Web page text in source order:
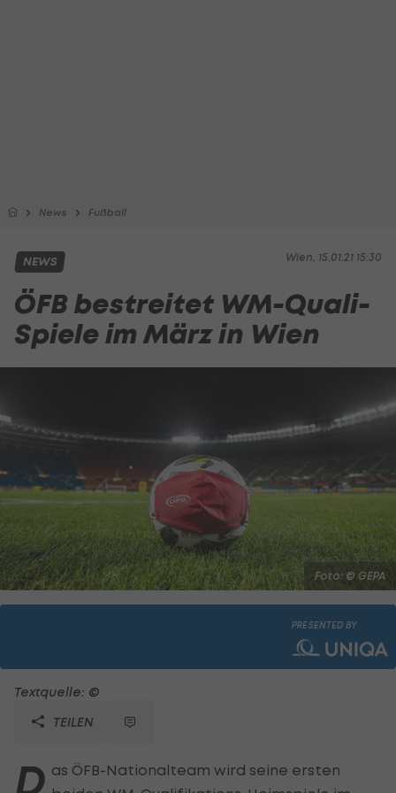
News Fußball
Wien, 15.01.21 15:30
NEWS
ÖFB bestreitet WM-Quali-
Spiele im März in Wien
Foto: © GEPA
PRESENTED BY
Textquelle: ©
TEILEN
D as ÖFB-Nationalteam wird seine ersten